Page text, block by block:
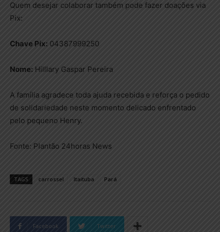
Quem desejar colaborar também pode fazer doações via
Pix:
Chave Pix: 04387999250
Nome: Hilllary Gaspar Pereira
A família agradece toda ajuda recebida e reforça o pedido
de solidariedade neste momento delicado enfrentado
pelo pequeno Henry.
Fonte: Plantão 24horas News
TAGS carrossel Itaituba Pará
Facebook Twitter